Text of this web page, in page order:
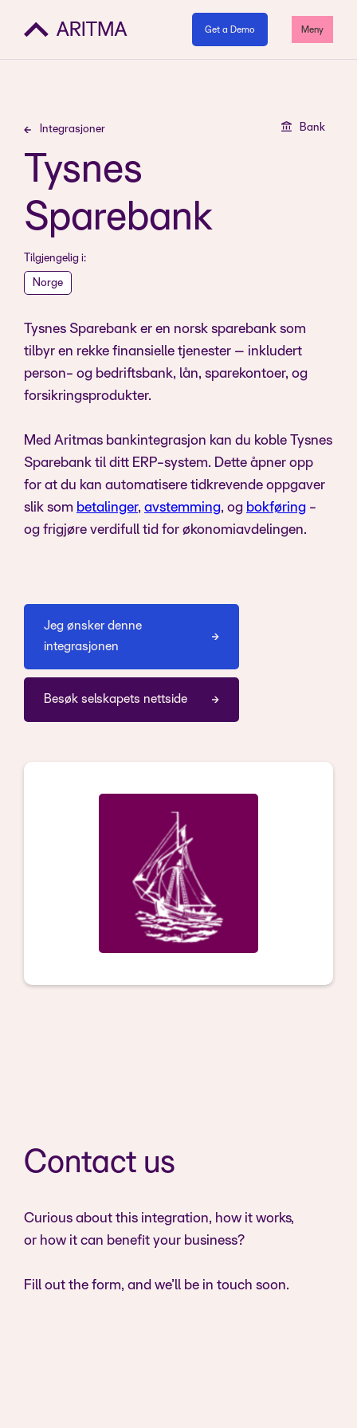
Get a Demo Meny
Integrasjoner Bank
Tysnes
Sparebank
Tilgjengelig i:
Norge
Tysnes Sparebank er en norsk sparebank som
tilbyr en rekke finansielle tjenester – inkludert
person- og bedriftsbank, lån, sparekontoer, og
forsikringsprodukter.
Med Aritmas bankintegrasjon kan du koble Tysnes
Sparebank til ditt ERP-system. Dette åpner opp
for at du kan automatisere tidkrevende oppgaver
slik som betalinger, avstemming, og bokføring -
og frigjøre verdifull tid for økonomiavdelingen.
Jeg ønsker denne
integrasjonen
Besøk selskapets nettside
Contact us
Curious about this integration, how it works,
or how it can benefit your business?
Fill out the form, and we’ll be in touch soon.